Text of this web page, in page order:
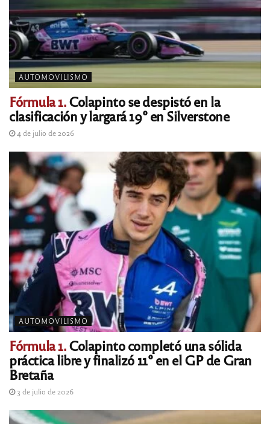
AUTOMOVILISMO
Fórmula 1.Colapinto se despistó en la
clasificación y largará 19° en Silverstone
4 de julio de 2026
AUTOMOVILISMO
Fórmula 1.Colapinto completó una sólida
práctica libre y finalizó 11° en el GP de Gran
Bretaña
3 de julio de 2026